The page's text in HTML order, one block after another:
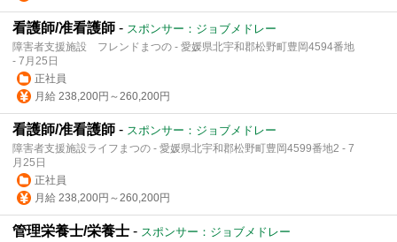
看護師/准看護師 - スポンサー：ジョブメドレー
障害者支援施設 フレンドまつの - 愛媛県北宇和郡松野町豊岡4594番地
- 7月25日
正社員
月給 238,200円～260,200円
看護師/准看護師 - スポンサー：ジョブメドレー
障害者支援施設ライフまつの - 愛媛県北宇和郡松野町豊岡4599番地2 - 7
月25日
正社員
月給 238,200円～260,200円
管理栄養士/栄養士 - スポンサー：ジョブメドレー